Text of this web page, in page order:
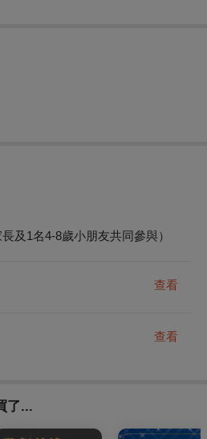
及1名4-8歲小朋友共同參與）
查看
查看
了...